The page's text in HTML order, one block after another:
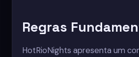
Regras
HotRioNights apresenta um